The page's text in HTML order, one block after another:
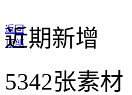
返回
顶部
近期新增
5342张素材